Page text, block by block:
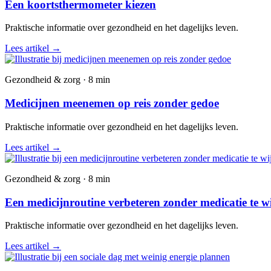
Een koortsthermometer kiezen
Praktische informatie over gezondheid en het dagelijks leven.
Lees artikel →
Gezondheid & zorg · 8 min
Medicijnen meenemen op reis zonder gedoe
Praktische informatie over gezondheid en het dagelijks leven.
Lees artikel →
Gezondheid & zorg · 8 min
Een medicijnroutine verbeteren zonder medicatie te
Praktische informatie over gezondheid en het dagelijks leven.
Lees artikel →